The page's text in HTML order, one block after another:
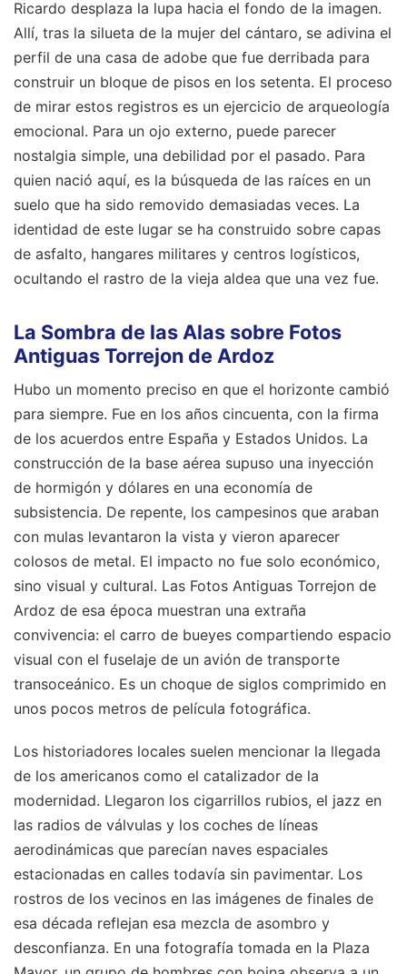
Ricardo desplaza la lupa hacia el fondo de la imagen.
Allí, tras la silueta de la mujer del cántaro, se adivina el
perfil de una casa de adobe que fue derribada para
construir un bloque de pisos en los setenta. El proceso
de mirar estos registros es un ejercicio de arqueología
emocional. Para un ojo externo, puede parecer
nostalgia simple, una debilidad por el pasado. Para
quien nació aquí, es la búsqueda de las raíces en un
suelo que ha sido removido demasiadas veces. La
identidad de este lugar se ha construido sobre capas
de asfalto, hangares militares y centros logísticos,
ocultando el rastro de la vieja aldea que una vez fue.
La Sombra de las Alas sobre Fotos
Antiguas Torrejon de Ardoz
Hubo un momento preciso en que el horizonte cambió
para siempre. Fue en los años cincuenta, con la firma
de los acuerdos entre España y Estados Unidos. La
construcción de la base aérea supuso una inyección
de hormigón y dólares en una economía de
subsistencia. De repente, los campesinos que araban
con mulas levantaron la vista y vieron aparecer
colosos de metal. El impacto no fue solo económico,
sino visual y cultural. Las Fotos Antiguas Torrejon de
Ardoz de esa época muestran una extraña
convivencia: el carro de bueyes compartiendo espacio
visual con el fuselaje de un avión de transporte
transoceánico. Es un choque de siglos comprimido en
unos pocos metros de película fotográfica.
Los historiadores locales suelen mencionar la llegada
de los americanos como el catalizador de la
modernidad. Llegaron los cigarrillos rubios, el jazz en
las radios de válvulas y los coches de líneas
aerodinámicas que parecían naves espaciales
estacionadas en calles todavía sin pavimentar. Los
rostros de los vecinos en las imágenes de finales de
esa década reflejan esa mezcla de asombro y
desconfianza. En una fotografía tomada en la Plaza